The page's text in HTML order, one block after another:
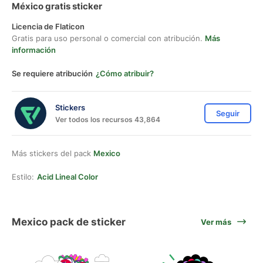
México gratis sticker
Licencia de Flaticon
Gratis para uso personal o comercial con atribución. Más
información
Se requiere atribución ¿Cómo atribuir?
Stickers
Ver todos los recursos 43,864
Seguir
Más stickers del pack Mexico
Estilo: Acid Lineal Color
Mexico pack de sticker Ver más